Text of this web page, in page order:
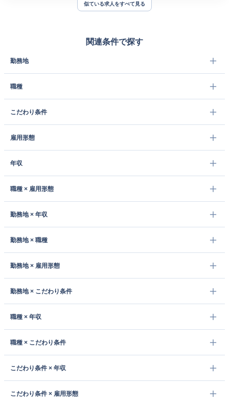
似ている求人をすべて見る
関連条件で探す
勤務地
職種
こだわり条件
雇用形態
年収
職種 × 雇用形態
勤務地 × 年収
勤務地 × 職種
勤務地 × 雇用形態
勤務地 × こだわり条件
職種 × 年収
職種 × こだわり条件
こだわり条件 × 年収
こだわり条件 × 雇用形態